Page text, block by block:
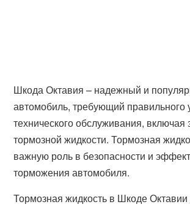
Шкода Октавия – надежный и
автомобиль, требующий правильного
технического обслуживания, включая
тормозной жидкости. Тормозная
важную роль в безопасности и
торможения автомобиля.
Тормозная жидкость в Шкоде